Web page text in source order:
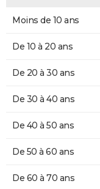
Moins de 10 ans
De 10 à 20 ans
De 20 à 30 ans
De 30 à 40 ans
De 40 à 50 ans
De 50 à 60 ans
De 60 à 70 ans